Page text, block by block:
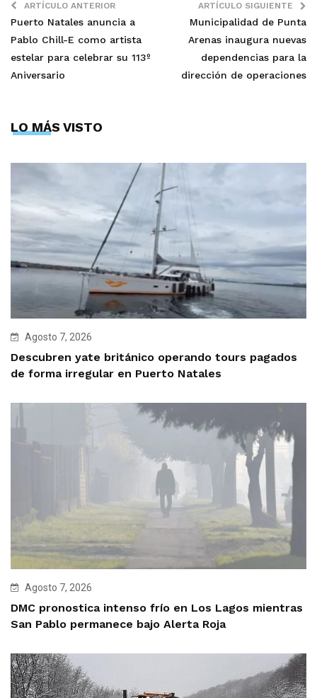
ARTÍCULO ANTERIOR
Puerto Natales anuncia a
Pablo Chill-E como artista
estelar para celebrar su 113º
Aniversario
ARTÍCULO SIGUIENTE
Municipalidad de Punta
Arenas inaugura nuevas
dependencias para la
dirección de operaciones
LO MÁS VISTO
Agosto 7, 2026
Descubren yate británico operando tours pagados
de forma irregular en Puerto Natales
Agosto 7, 2026
DMC pronostica intenso frío en Los Lagos mientras
San Pablo permanece bajo Alerta Roja